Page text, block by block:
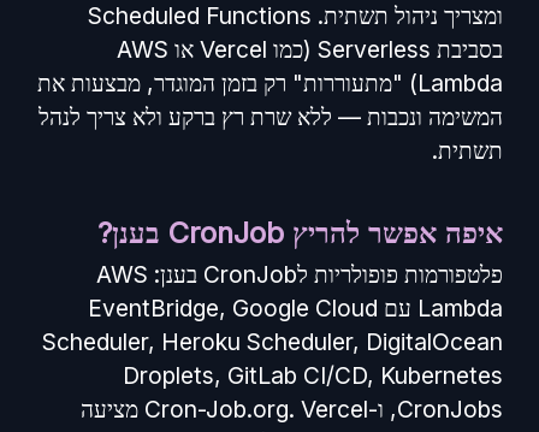
ומצריך ניהול תשתית. Scheduled Functions
בסביבת Serverless (כמו Vercel או AWS
Lambda) "מתעוררות" רק בזמן המוגדר, מבצעות את
המשימה ונכבות — ללא שרת רץ ברקע ולא צריך לנהל
תשתית.
איפה אפשר להריץ CronJob בענן?
פלטפורמות פופולריות לCronJob בענן: AWS
Lambda עם EventBridge, Google Cloud
Scheduler, Heroku Scheduler, DigitalOcean
Droplets, GitLab CI/CD, Kubernetes
CronJobs, ו-Cron-Job.org. Vercel מציעה